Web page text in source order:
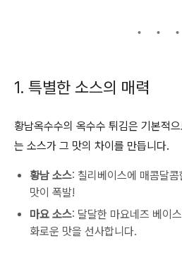
1. 특별한 소스의 매력
황남옥수수의 옥수수 튀김은 기본적
는 소스가 그 맛의 차이를 만듭니다.
황남 소스: 칠리베이스에 매콤달
맛이 폭발!
마요 소스: 달달한 마요네즈 베이
화로운 맛을 선사합니다.